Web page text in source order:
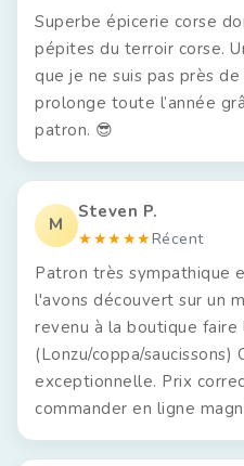
Superbe épicerie corse
pépites du terroir corse.
que je ne suis pas près
prolonge toute l’année
patron. 😎
M
Steven P.
★★★★★Récent
Patron très sympathique
l'avons découvert sur un
revenu à la boutique
(Lonzu/coppa/saucissons)
exceptionnelle. Prix
commander en ligne